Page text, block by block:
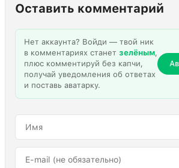
Оставить комментарий
Нет аккаунта? Войди — твой ник
в комментариях станет зелёным,
плюс комментируй без капчи,
получай уведомления об ответах
и поставь аватарку.